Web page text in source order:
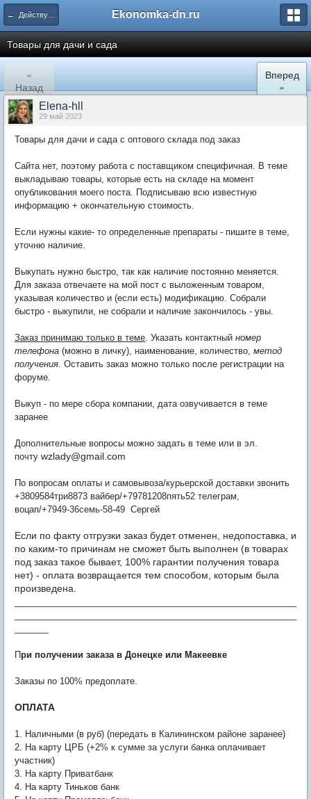
← Действующие закупки Ekonomka-dn.ru
Товары для дачи и сада
«
Назад
Вперед
»
Elena-hll
29 май 2023
Товары для дачи и сада с оптового склада под заказ
Сайта нет, поэтому работа с поставщиком специфичная. В теме
выкладываю товары, которые есть на складе на момент
опубликования моего поста. Подписываю всю известную
информацию + окончательную стоимость.
Если нужны какие- то определенные препараты - пишите в теме,
уточню наличие.
Выкупать нужно быстро, так как наличие постоянно меняется.
Для заказа отвечаете на мой пост с выложенным товаром,
указывая количество и (если есть) модификацию. Собрали
быстро - выкупили, не собрали и наличие закончилось - увы.
Заказ принимаю только в теме. Указать контактный номер
телефона (можно в личку), наименование, количество, метод
получения. Оставить заказ можно только после регистрации на
форуме.
Выкуп - по мере сбора компании, дата озвучивается в теме
заранее
Дополнительные вопросы можно задать в теме или в эл.
почту wzlady@gmail.com
По вопросам оплаты и самовывоза/курьерской доставки звонить
+3809584три8873 вайбер/+79781208пять52 телеграм,
воцап/+7949-36семь-58-49 Сергей
Если по факту отгрузки заказ будет отменен, недопоставка, и
по каким-то причинам не сможет быть выполнен (в товарах
под заказ такое бывает, 100% гарантии получения товара
нет) - оплата возвращается тем способом, которым была
произведена.
При получении заказа в Донецке или Макеевке
Заказы по 100% предоплате.
ОПЛАТА
1. Наличными (в руб) (передать в Калининском районе заранее)
2. На карту ЦРБ (+2% к сумме за услуги банка оплачивает
участник)
3. На карту Приватбанк
4. На карту Тиньков банк